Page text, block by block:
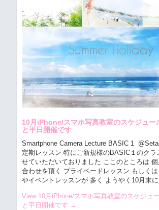
10月iPhone/スマホ写真教室のスケジュ
と平日開催です
Smartphone Camera Lecture BASIC 1
定期レッスン 特にご新規様のBASIC１のクラ
せていただいておりました ここのところは
合わせを頂く プライベードレッスン もしく
やイベントレッスンが 多く ようやく10月末に
View 10月iPhone/スマホ写真教室のスケジュ
と平日開催です →